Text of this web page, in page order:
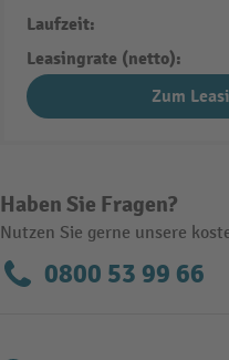
Haben Sie Fragen?
Nutzen Sie gerne unsere
0800 53 99 66
Laufzeit:
Leasingrate (netto):
Zum